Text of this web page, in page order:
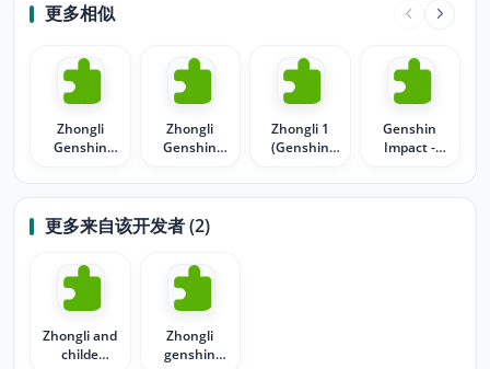
更多相似
Zhongli
Genshin
Zhongli
Genshin
Zhongli 1
(Genshin
Genshin
Impact -
更多来自该开发者 (2)
Zhongli and
childe
Zhongli
genshin